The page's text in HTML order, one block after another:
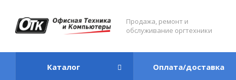
Продажа, ремонт и
обслуживание оргтехники
Каталог Оплата/доставка